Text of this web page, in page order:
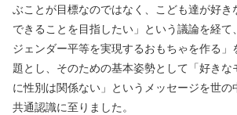
ぶことが目標なのではなく、こども達が好き
できることを目指したい」という議論を経て
ジェンダー平等を実現するおもちゃを作る」
題とし、そのための基本姿勢として「好きな
に性別は関係ない」というメッセージを世の
共通認識に至りました。